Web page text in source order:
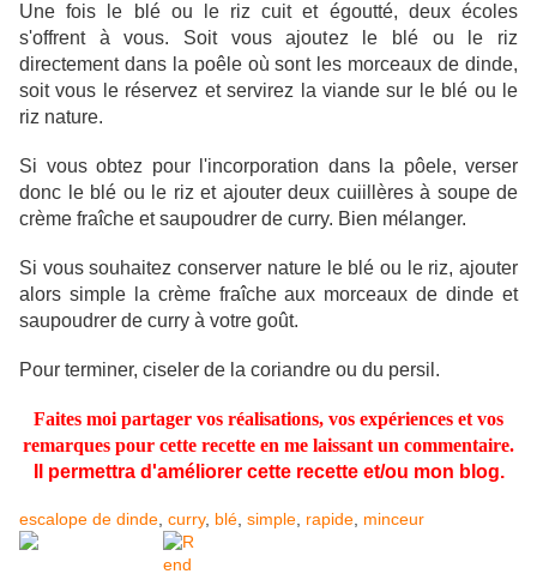
Une fois le blé ou le riz cuit et égoutté, deux écoles
s'offrent à vous. Soit vous ajoutez le blé ou le riz
directement dans la poêle où sont les morceaux de dinde,
soit vous le réservez et servirez la viande sur le blé ou le
riz nature.
Si vous obtez pour l'incorporation dans la pôele, verser
donc le blé ou le riz et ajouter deux cuiillères à soupe de
crème fraîche et saupoudrer de curry. Bien mélanger.
Si vous souhaitez conserver nature le blé ou le riz, ajouter
alors simple la crème fraîche aux morceaux de dinde et
saupoudrer de curry à votre goût.
Pour terminer, ciseler de la coriandre ou du persil.
Faites moi partager vos réalisations, vos expériences et vos
remarques pour cette recette en me laissant un commentaire.
Il permettra d'améliorer cette recette et/ou mon blog.
escalope de dinde curry, blé simple rapide minceur